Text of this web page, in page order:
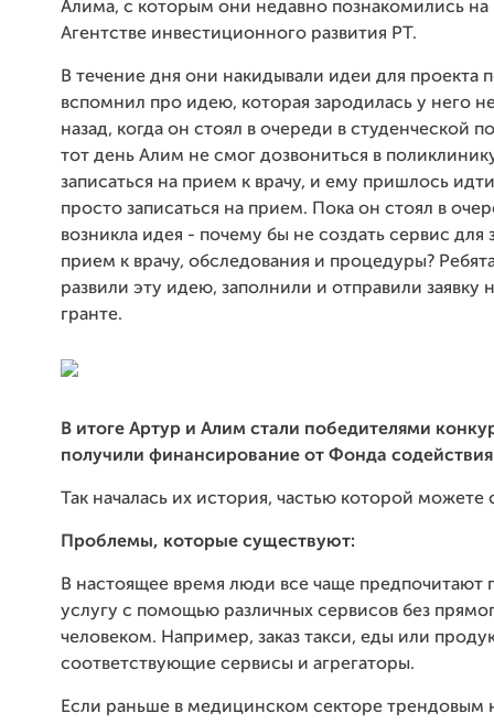
Алима, с которым они недавно познакомились на
Агентстве инвестиционного развития РТ.
В течение дня они накидывали идеи для проекта
вспомнил про идею, которая зародилась у него
назад, когда он стоял в очереди в студенческой
тот день Алим не смог дозвониться в
записаться на прием к врачу, и ему пришлось
просто записаться на прием. Пока он стоял в
возникла идея - почему бы не создать сервис для
прием к врачу, обследования и процедуры?
развили эту идею, заполнили и отправили заявку
гранте.
В итоге Артур и Алим стали победителями
получили финансирование от Фонда
Так началась их история, частью которой можете
Проблемы, которые существуют:
В настоящее время люди все чаще предпочитают
услугу с помощью различных сервисов без
человеком. Например, заказ такси, еды или
соответствующие сервисы и агрегаторы.
Если раньше в медицинском секторе трендовым